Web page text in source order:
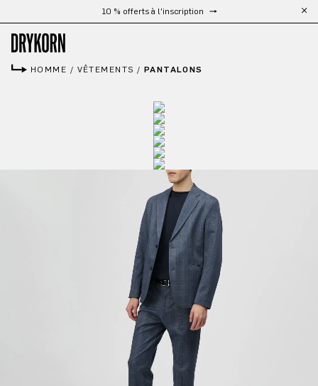
Passer au contenu principalLivraison gratuite à partir de 300 €
HOMME / VÊTEMENTS / PANTALONS